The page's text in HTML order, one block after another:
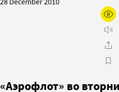
«Аэрофлот» во